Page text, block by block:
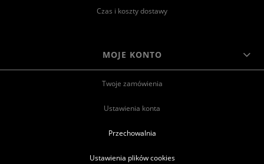
Czas i koszty dostawy
MOJE KONTO
Twoje zamówienia
Ustawienia konta
Przechowalnia
Ustawienia plików cookies